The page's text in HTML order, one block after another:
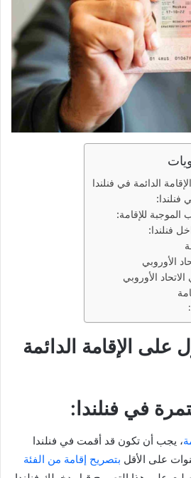
الدائمة في فنلندا
الأوروبي
الأوروبي
الإقامة الدائمة
، يجب أن تكون قد أقمت في فنلندا
على الأقل بتصريح إقامة من الفئة